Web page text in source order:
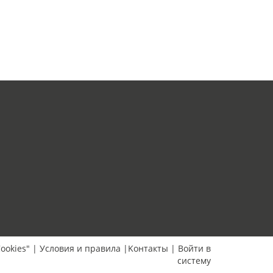
| Условия и правила | Kонтакты | Bойти в
систему